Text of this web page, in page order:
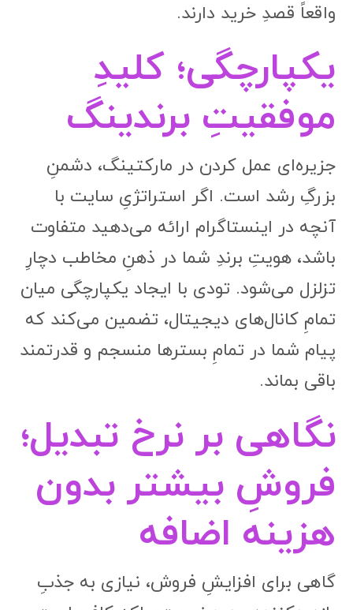
واقعاً قصدِ خرید دارند.
یکپارچگی؛ کلیدِ
موفقیتِ برندینگ
جزیره‌ای عمل کردن در مارکتینگ، دشمنِ
بزرگِ رشد است. اگر استراتژیِ سایت با
آنچه در اینستاگرام ارائه می‌دهید متفاوت
باشد، هویتِ برندِ شما در ذهنِ مخاطب دچارِ
تزلزل می‌شود. تودی با ایجاد یکپارچگی میان
تمامِ کانال‌های دیجیتال، تضمین می‌کند که
پیام شما در تمامِ بسترها منسجم و قدرتمند
باقی بماند.
نگاهی بر نرخ تبدیل؛
فروشِ بیشتر بدون
هزینه اضافه
گاهی برای افزایشِ فروش، نیازی به جذبِ